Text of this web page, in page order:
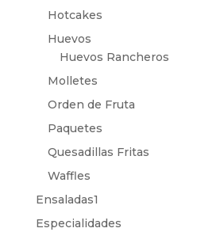
Hotcakes
Huevos
Huevos Rancheros
Molletes
Orden de Fruta
Paquetes
Quesadillas Fritas
Waffles
Ensaladas1
Especialidades